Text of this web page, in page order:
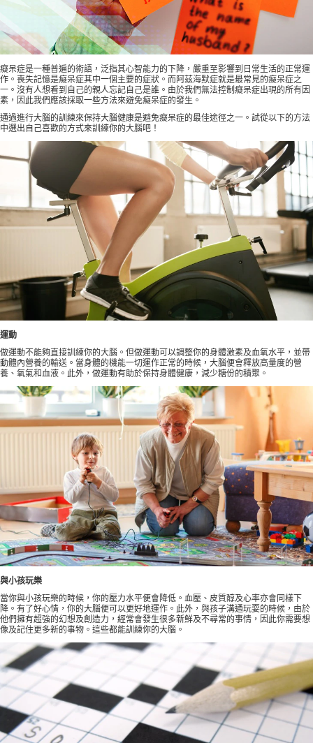
癡呆症是一種普遍的術語，泛指其心智能力的下降，嚴重至影響到日常生活的正常運
作。喪失記憶是癡呆症其中一個主要的症狀。而阿茲海默症就是最常見的癡呆症之
一。沒有人想看到自己的親人忘記自己是誰。由於我們無法控制癡呆症出現的所有因
素，因此我們應該採取一些方法來避免癡呆症的發生。
通過進行大腦的訓練來保持大腦健康是避免癡呆症的最佳途徑之一。試從以下的方法
中選出自己喜歡的方式來訓練你的大腦吧！
運動
做運動不能夠直接訓練你的大腦。但做運動可以調整你的身體激素及血氧水平，並帶
動體內營養的輸送。當身體的機能一切運作正常的時候，大腦便會釋放高量度的營
養、氧氣和血液。此外，做運動有助於保持身體健康，減少糖份的積聚。
與小孩玩樂
當你與小孩玩樂的時候，你的壓力水平便會降低。血壓、皮質醇及心率亦會同樣下
降。有了好心情，你的大腦便可以更好地運作。此外，與孩子溝通玩耍的時候，由於
他們擁有超強的幻想及創造力，經常會發生很多新鮮及不尋常的事情，因此你需要想
像及記住更多新的事物。這些都能訓練你的大腦。